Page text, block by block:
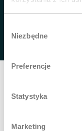
zgody
Niezbędne
Preferencje
Statystyka
Marketing